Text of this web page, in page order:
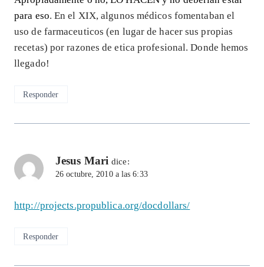
para eso. En el XIX, algunos médicos fomentaban el
uso de farmaceuticos (en lugar de hacer sus propias
recetas) por razones de etica profesional. Donde hemos
llegado!
Responder
Jesus Mari dice:
26 octubre, 2010 a las 6:33
http://projects.propublica.org/docdollars/
Responder